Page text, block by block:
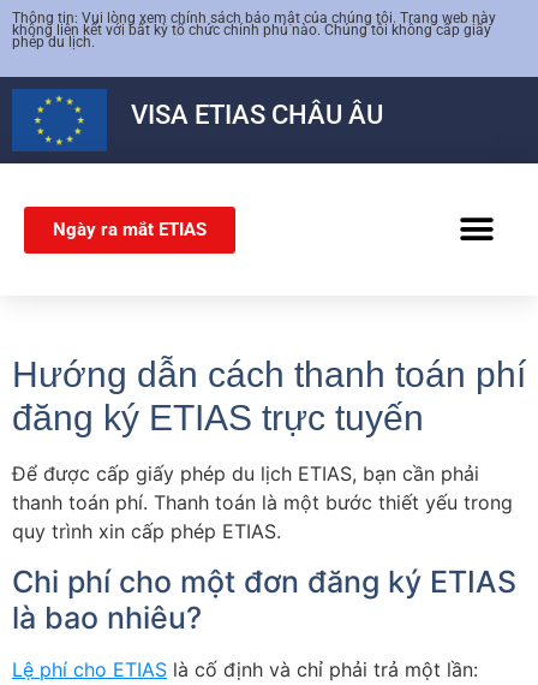
Thông tin: Vui lòng xem chính sách bảo mật của chúng tôi. Trang web này
không liên kết với bất kỳ tổ chức chính phủ nào. Chúng tôi không cấp giấy
phép du lịch.
VISA ETIASCHÂU ÂU
Ngày ra mắt ETIAS
Hướng dẫn cách thanh toán phí
đăng ký ETIAS trực tuyến
Để được cấp giấy phép du lịch ETIAS, bạn cần phải
thanh toán phí. Thanh toán là một bước thiết yếu trong
quy trình xin cấp phép ETIAS.
Chi phí cho một đơn đăng ký ETIAS
là bao nhiêu?
Lệ phí cho ETIAS là cố định và chỉ phải trả một lần: